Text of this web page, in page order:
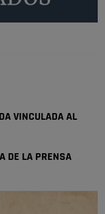
de la …
de la …
VINCULADA AL
DE LA PRENSA